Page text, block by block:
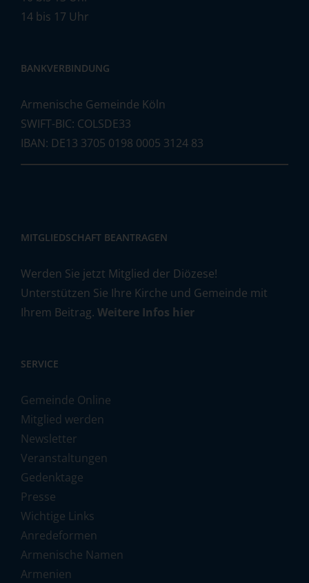
14 bis 17 Uhr
BANKVERBINDUNG
Armenische Gemeinde Köln
SWIFT-BIC: COLSDE33
IBAN: DE13 3705 0198 0005 3124 83
MITGLIEDSCHAFT BEANTRAGEN
Werden Sie jetzt Mitglied der Diözese!
Unterstützen Sie Ihre Kirche und Gemeinde mit
Ihrem Beitrag. Weitere Infos hier
SERVICE
Gemeinde Online
Mitglied werden
Newsletter
Veranstaltungen
Gedenktage
Presse
Wichtige Links
Anredeformen
Armenische Namen
Armenien